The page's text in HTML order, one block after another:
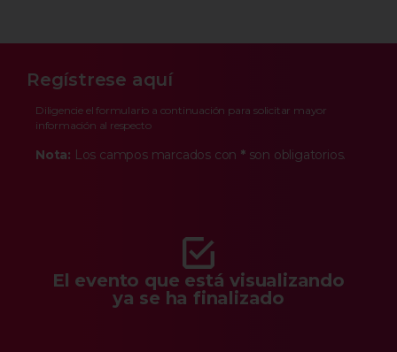
Regístrese aquí
Diligencie el formulario a continuación para solicitar mayor
información al respecto
Nota: Los campos marcados con *son obligatorios.
El evento que está visualizando
ya se ha finalizado